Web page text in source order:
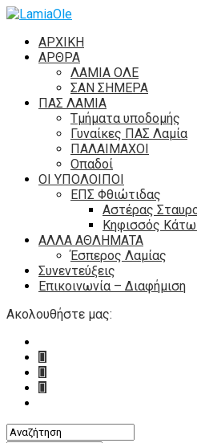
ΑΡΧΙΚΗ
ΑΡΘΡΑ
ΛΑΜΙΑ ΟΛΕ
ΣΑΝ ΣΗΜΕΡΑ
ΠΑΣ ΛΑΜΙΑ
Τμήματα υποδομής
Γυναίκες ΠΑΣ Λαμία
ΠΑΛΑΙΜΑΧΟΙ
Οπαδοί
ΟΙ ΥΠΟΛΟΙΠΟΙ
ΕΠΣ Φθιώτιδας
Αστέρας
Κηφισσός Κάτω
ΑΛΛΑ ΑΘΛΗΜΑΤΑ
Έσπερος Λαμίας
Συνεντεύξεις
Επικοινωνία – Διαφήμιση
Ακολουθήστε μας: